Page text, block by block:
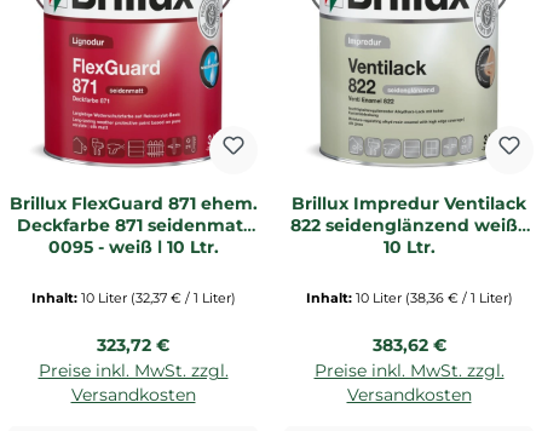
Brillux FlexGuard 871 ehem.
Deckfarbe 871 seidenmatt
0095 - weiß | 10 Ltr.
Inhalt: 10 Liter (32,37 € / 1 Liter)
Regulärer Preis:
323,72 €
Preise inkl. MwSt. zzgl.
Versandkosten
Brillux Impredur Ventilack
822 seidenglänzend weiß |
10 Ltr.
Inhalt: 10 Liter (38,36 € / 1 Liter)
Regulärer Preis:
383,62 €
Preise inkl. MwSt. zzgl.
Versandkosten